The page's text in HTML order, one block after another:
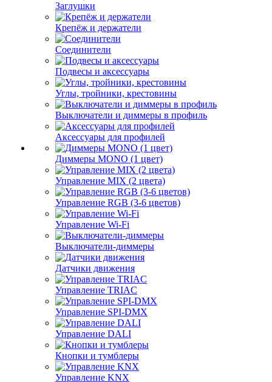
Заглушки
Крепёж и держатели
Соединители
Подвесы и аксессуары
Углы, тройники, крестовины
Выключатели и диммеры в профиль
Аксессуары для профилей
Диммеры MONO (1 цвет)
Управление MIX (2 цвета)
Управление RGB (3-6 цветов)
Управление Wi-Fi
Выключатели-диммеры
Датчики движения
Управление TRIAC
Управление SPI-DMX
Управление DALI
Кнопки и тумблеры
Управление KNX